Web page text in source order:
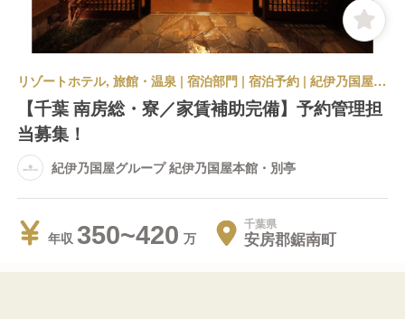
リゾートホテル, 旅館・温泉 | 宿泊部門 | 宿泊予約 | 紀伊乃国屋グループ 紀伊乃国屋本館・別亭
【千葉 南房総・寮／家賃補助完備】予約管理担
当募集！
紀伊乃国屋グループ 紀伊乃国屋本館・別亭
年収 350~420 千葉県
安房郡鋸南町